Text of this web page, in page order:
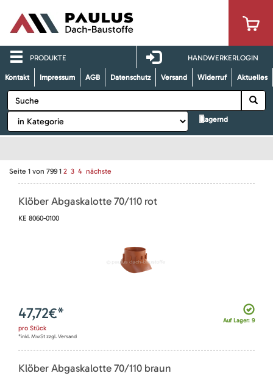
PRODUKTE HANDWERKERLOGIN
Kontakt Impressum AGB Datenschutz Versand Widerruf Aktuelles
lagernd
Seite 1 von 799 1 2 3 4 nächste
Klöber Abgaskalotte 70/110 rot
KE 8060-0100
Auf Lager: 9
47,72€*
pro Stück
*inkl. MwSt zzgl. Versand
Klöber Abgaskalotte 70/110 braun